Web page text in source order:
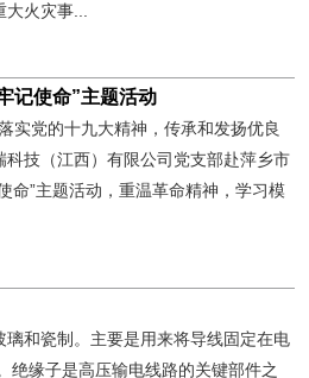
大火灾事...
记使命”主题活动
实党的十九大精神，传承和发扬优良
技（江西）有限公司党支部赴萍乡市
命”主题活动，重温革命精神，学习模
和瓷制。主要是用来将导线固定在电
绝缘子是高压输电线路的关键部件之